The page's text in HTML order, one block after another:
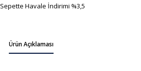
Sepette Havale İndirimi %3,5
Ürün Açıklaması